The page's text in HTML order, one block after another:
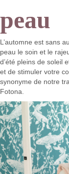
peau
L’automne est sans
peau le soin et le
d’été pleins de soleil
et de stimuler votre
synonyme de notre
Fotona.